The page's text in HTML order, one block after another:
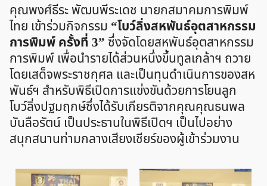
คุณพงศ์ธีระ พัฒนพีระเดช นายกสมาคมการพิมพ์
ไทย เข้าร่วมกิจกรรม “โบว์ลิ่งสหพันธ์อุตสาหกรรม
การพิมพ์ ครั้งที่ 3” ซึ่งจัดโดยสหพันธ์อุตสาหกรรม
การพิมพ์ เพื่อนำรายได้ส่วนหนึ่งขึ้นทูลเกล้าฯ ถวาย
โดยเสด็จพระราชกุศล และเป็นทุนดำเนินการของสห
พันธ์ฯ สำหรับพิธีเปิดการแข่งขันด้วยการโยนลูก
โบว์ลิ่งปฐมฤกษ์ซึ่งได้รับเกียรติจากคุณคุณธนพล
บันลือรัตน์ เป็นประธานในพิธีเปิดฯ เป็นไปอย่าง
สนุกสนานท่ามกลางเสียงเชียร์ของผู้เข้าร่วมงาน